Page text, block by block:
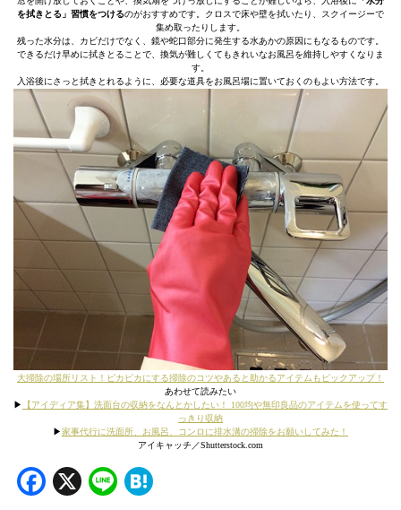
を拭きとる」習慣をつけるのがおすすめです。クロスで床や壁を拭いたり、スクイージーで
集め取ったりします。
残った水分は、カビだけでなく、鏡や蛇口部分に発生する水あかの原因にもなるものです。
できるだけ早めに拭きとることで、換気が難しくてもきれいなお風呂を維持しやすくなりま
す。
入浴後にさっと拭きとれるように、必要な道具をお風呂場に置いておくのもよい方法です。
大掃除の場所リスト！ピカピカにする掃除のコツやあると助かるアイテムもピックアップ！
あわせて読みたい
▶︎
【アイディア集】洗面台の収納をなんとかしたい！ 100均や無印良品のアイテムを使ってす
っきり収納
▶︎家事代行に洗面所、お風呂、コンロに排水溝の掃除をお願いしてみた！
アイキャッチ／Shutterstock. com
Facebook
X Line